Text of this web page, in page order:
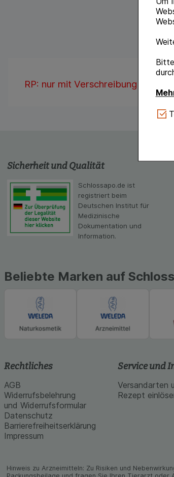
auf
RP: nur mit Verschreibung erhältlich
Sicherheit und Qualität
Schlossapo.de ist
registriert beim
Deutschen Institut für
Medizinische
Dokumentation und
Information.
Beliebte Marken auf
Rechtliches
AGB
Widerrufsbelehrung
und Widerrufsformular
Datenschutz
Barrierefreiheitserklärung
Impressum
Service und
Versandarten
Rezept
Hinweis zu Arzneimitteln: Zu Risiken und